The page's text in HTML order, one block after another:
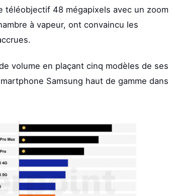
téléobjectif 48 mégapixels avec un zoom
à vapeur, ont convaincu les
volume en plaçant cinq modèles de ses
Samsung haut de gamme dans